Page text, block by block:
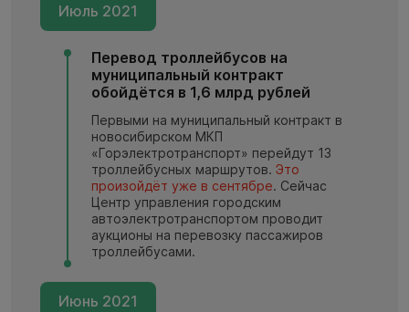
Июль 2021
Перевод троллейбусов на
муниципальный контракт
обойдётся в 1,6 млрд рублей
Первыми на муниципальный контракт в
новосибирском МКП
«Горэлектротранспорт» перейдут 13
троллейбусных маршрутов. Это
произойдёт уже в сентябре. Сейчас
Центр управления городским
автоэлектротранспортом проводит
аукционы на перевозку пассажиров
троллейбусами.
Июнь 2021